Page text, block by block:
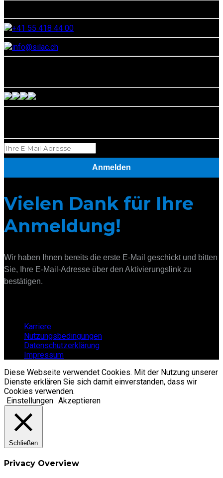
+41 55 418 44 00
info@silac.ch
Anmelden
Vielen Dank für Ihre
Anmeldung!
Wir haben Ihnen bereits die erste E-Mail geschickt und bitten
Sie, Ihre E-Mail-Adresse über den Aktivierungslink zu
bestätigen.
Karriere
Nutzungsbedingungen
Datenschutzerklärung
Impressum
Diese Webseite verwendet Cookies. Mit der Nutzung unserer
Dienste erklären Sie sich damit einverstanden, dass wir
Cookies verwenden.
Einstellungen Akzeptieren
Schließen
Privacy Overview